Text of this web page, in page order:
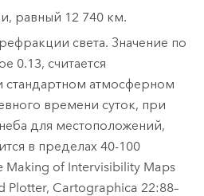
равный 12 740 км.
света. Значение по
0.13, считается
атмосферном
времени суток, при
для местоположений,
в пределах 40-100
Making of Intervisibility Maps
Plotter, Cartographica 22:88–